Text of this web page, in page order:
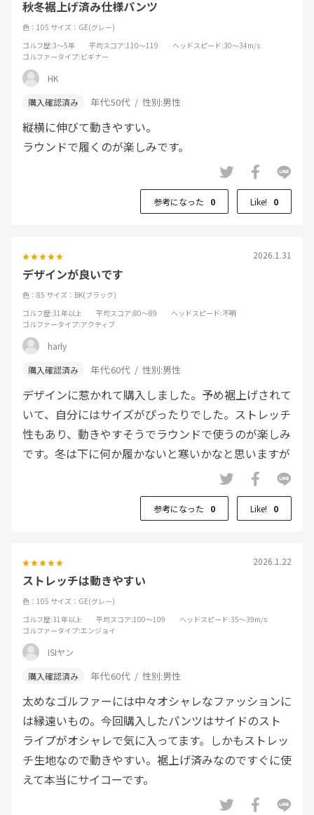
秋冬裾上げ済み仕様パンツ
色：105 サイズ：GE(グレー)
ゴルフ歴:3～5年 平均スコア:110～119 ヘッドスピード:30～34m/s
ゴルファータイプ:ビギナー
HK
年代:50代 性別:男性
縦横に伸びて動きやすい。
ラウンドで履くのが楽しみです。
参考になった 0 Like! 0
2026.1.31
デザインが良いです
色：85 サイズ：BK(ブラック)
ゴルフ歴:31年以上 平均スコア:80～89 ヘッドスピード:不明
ゴルファータイプ:アクティブ
harly
年代:60代 性別:男性
デザインに惹かれて購入しました。予め裾上げされて
いて、自分にはサイズがぴったりでした。ストレッチ
性もあり、動きやすそうでラウンドで使うのが楽しみ
です。冬は下に何か履かないと寒いかなと思いますが
参考になった 0 Like! 0
2026.1.22
ストレッチは動きやすい
色：105 サイズ：GE(グレー)
ゴルフ歴:31年以上 平均スコア:100～109 ヘッドスピード:35～39m/s
ゴルファータイプ:エンジョイ
ISIヤン
年代:60代 性別:男性
太めなゴルファーには中々オシャレなファッションに
は縁遠いもの。今回購入したパンツはサイドのスト
ライプがオシャレで気に入ってます。しかもストレッ
チ生地なので動きやすい。裾上げ済みなのですぐに使
えて本当にサイコーです。